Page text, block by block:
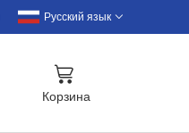
Русский язык
Корзина